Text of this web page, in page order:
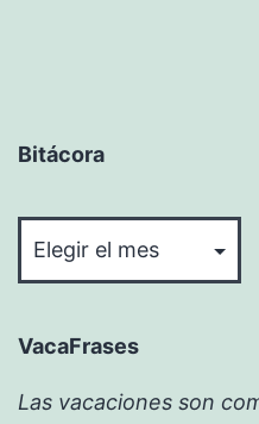
Bitácora
VacaFrases
Las vacaciones son